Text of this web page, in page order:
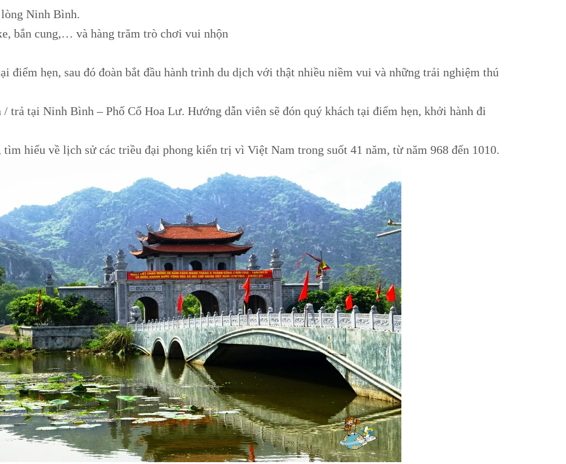
Ninh Bình.
bắn cung,… và hàng trăm trò chơi vui nhộn
điểm hẹn, sau đó đoàn bắt đầu hành trình du dịch với thật nhiều niềm vui và những trải nghiệm thú
/ trả tại Ninh Bình – Phố Cổ Hoa Lư. Hướng dẫn viên sẽ đón quý khách tại điểm hẹn, khởi hành đi
hiểu về lịch sử các triều đại phong kiến trị vì Việt Nam trong suốt 41 năm, từ năm 968 đến 1010.